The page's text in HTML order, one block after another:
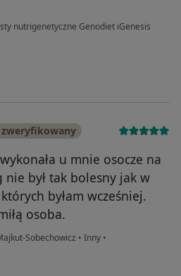
nutrigenetyczne Genodiet iGenesis
u mnie osocze na
nie był tak bolesny jak w
byłam wcześniej.
osoba.
Sobechowicz • Inny •